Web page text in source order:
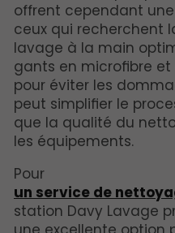
offrent cependant
ceux qui recherchent
lavage à la main
gants en microfibre
pour éviter les
peut simplifier le
que la qualité du
les équipements.
Pour
un service de
station Davy Lavage